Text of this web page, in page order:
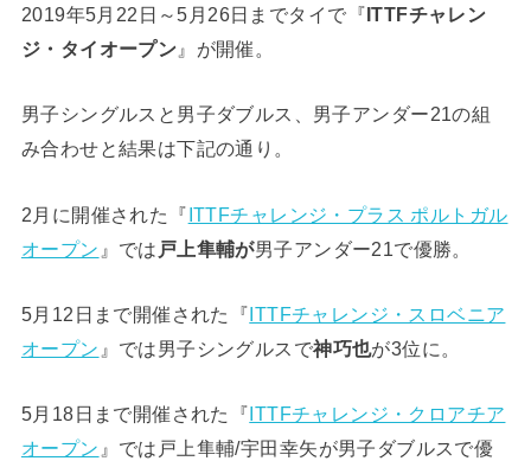
2019年5月22日～5月26日までタイで『ITTFチャレン
ジ・タイオープン 』が開催。
男子シングルスと男子ダブルス、男子アンダー21の組
み合わせと結果は下記の通り。
2月に開催された『ITTFチャレンジ・プラス ポルトガル
オープン 』では 戸上隼輔が男子アンダー21で優勝。
5月12日まで開催された『ITTFチャレンジ・スロベニア
オープン 』では男子シングルスで神巧也が3位に。
5月18日まで開催された『ITTFチャレンジ・クロアチア
オープン 』では戸上隼輔/宇田幸矢が男子ダブルスで優